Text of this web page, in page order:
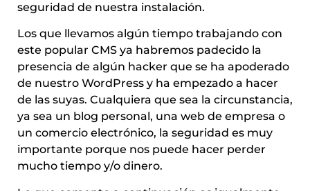
seguridad de nuestra instalación.
Los que llevamos algún tiempo trabajando con
este popular CMS ya habremos padecido la
presencia de algún hacker que se ha apoderado
de nuestro WordPress y ha empezado a hacer
de las suyas. Cualquiera que sea la circunstancia,
ya sea un blog personal, una web de empresa o
un comercio electrónico, la seguridad es muy
importante porque nos puede hacer perder
mucho tiempo y/o dinero.